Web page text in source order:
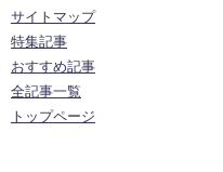
サイトマップ
特集記事
おすすめ記事
全記事一覧
トップページ